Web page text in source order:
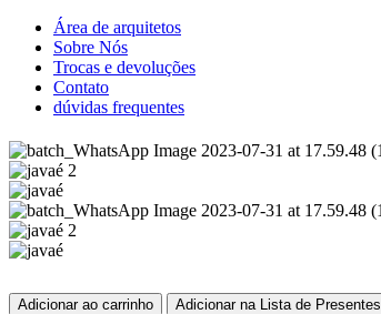
Área de arquitetos
Sobre Nós
Trocas e devoluções
Contato
dúvidas frequentes
Adicionar ao carrinho Adicionar na Lista de Presentes